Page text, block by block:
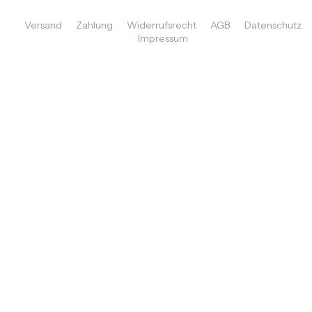
Versand Zahlung Widerrufsrecht AGB
Datenschutz
Impressum